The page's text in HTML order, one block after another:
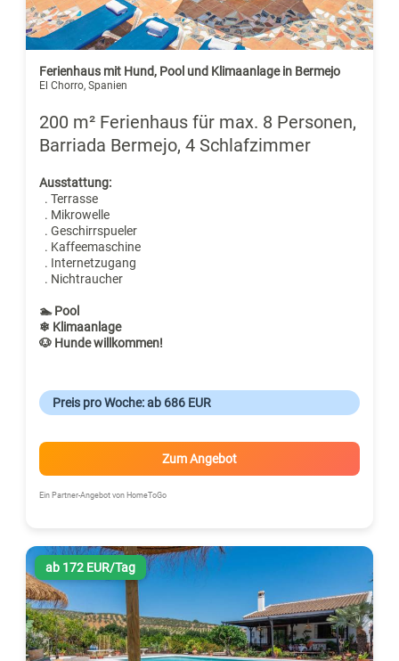
Ferienhaus mit Hund, Pool und Klimaanlage in Bermejo
El Chorro, Spanien
200 m² Ferienhaus für max. 8 Personen,
Barriada Bermejo, 4 Schlafzimmer
Ausstattung:
. Terrasse
. Mikrowelle
. Geschirrspueler
. Kaffeemaschine
. Internetzugang
. Nichtraucher
🏊 Pool
❄ Klimaanlage
🐶 Hunde willkommen!
Preis pro Woche: ab 686 EUR
Zum Angebot
Ein Partner-Angebot von HomeToGo
ab 172 EUR/Tag